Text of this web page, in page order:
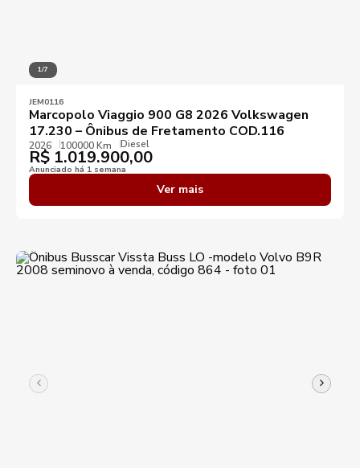
1/7
JEM0116
Marcopolo Viaggio 900 G8 2026 Volkswagen
17.230 – Ônibus de Fretamento COD.116
2026 100000 Km Diesel
R$ 1.019.900,00
Anunciado há 1 semana
Ver mais